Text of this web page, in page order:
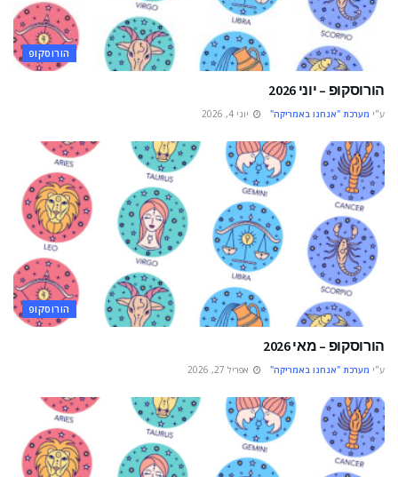
הורוסקופ
הורוסקופ – יוני 2026
ע"י מערכת "אנחנו באמריקה" יוני 4, 2026
הורוסקופ
הורוסקופ – מאי 2026
ע"י מערכת "אנחנו באמריקה" אפריל 27, 2026